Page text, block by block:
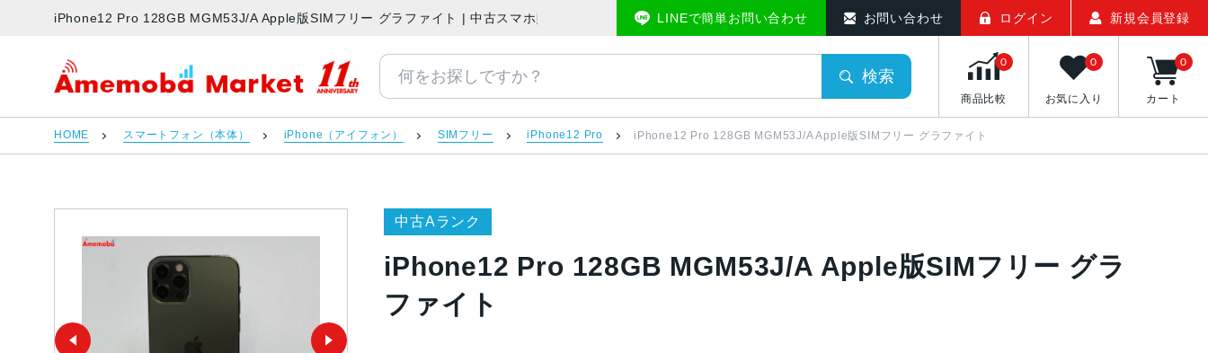
iPhone12 Pro 128GB MGM53J/A Apple版SIMフリー グラファイト | 中古スマホ販売のアメモバマーケットLINEで簡単お問い合わせ お問い合わせ ログイン 新規会員登録
アメモバマーケット
検索
商品比較
0
お気に入り
0
カート
0
HOME スマートフォン（本体） iPhone（アイフォン） SIMフリー iPhone12 Pro iPhone12 Pro 128GB MGM53J/A Apple版SIMフリー グラファイト
中古Aランク
iPhone12 Pro 128GB MGM53J/A Apple版SIMフリー グラ
ファイト